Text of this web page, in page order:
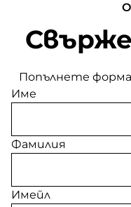
Попълнете
Име
Фамилия
Имейл